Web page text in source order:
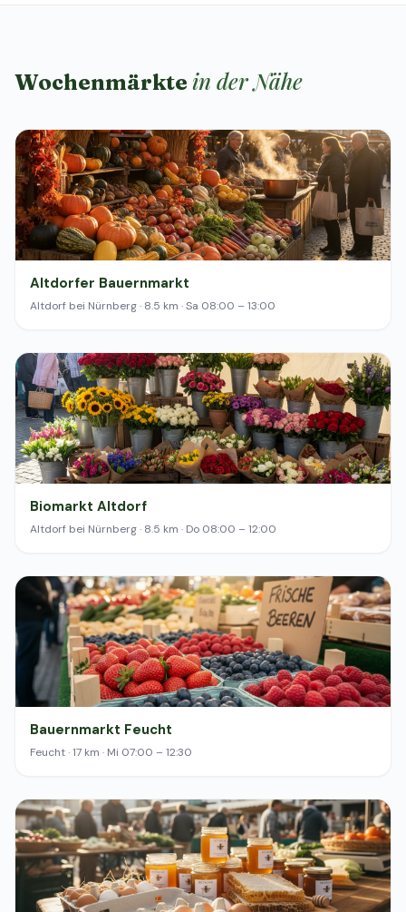
Wochenmärkte in der Nähe
Altdorfer Bauernmarkt
Altdorf bei Nürnberg · 8.5 km · Sa 08:00 – 13:00
Biomarkt Altdorf
Altdorf bei Nürnberg · 8.5 km · Do 08:00 – 12:00
Bauernmarkt Feucht
Feucht · 17 km · Mi 07:00 – 12:30